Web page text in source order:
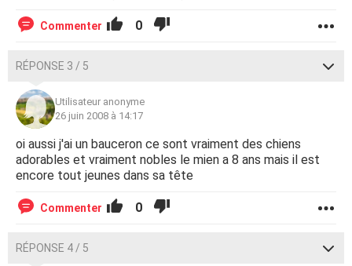
Commenter 0
RÉPONSE 3 / 5
Utilisateur anonyme
26 juin 2008 à 14:17
oi aussi j'ai un bauceron ce sont vraiment des chiens
adorables et vraiment nobles le mien a 8 ans mais il est
encore tout jeunes dans sa tête
Commenter 0
RÉPONSE 4 / 5